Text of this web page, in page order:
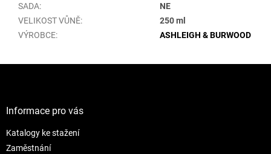
SADA:
NE
VELIKOST VŮNĚ:
250 ml
VÝROBCE: ASHLEIGH & BURWOOD
Informace pro vás
Katalogy ke stažení
Zaměstnání